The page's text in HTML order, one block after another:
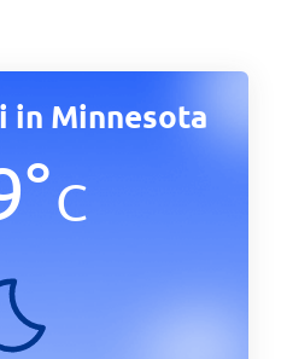
in Minnesota
°C